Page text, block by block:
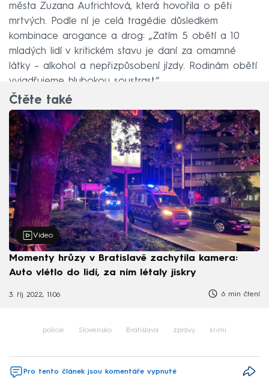
města Zuzana Aufrichtová, která hovořila o pěti
mrtvých. Podle ní je celá tragédie důsledkem
kombinace arogance a drog: „Zatím 5 obětí a 10
mladých lidí v kritickém stavu je daní za omamné
látky – alkohol a nepřizpůsobení jízdy. Rodinám obětí
vyjadřujeme hlubokou soustrast.“
Čtěte také
Video
Momenty hrůzy v Bratislavě zachytila kamera:
Auto vlétlo do lidí, za ním létaly jiskry
3. říj 2022, 11:06 6 min čtení
policie Slovensko Bratislava zprávy krimi
Pro tento článek jsou komentáře vypnuté